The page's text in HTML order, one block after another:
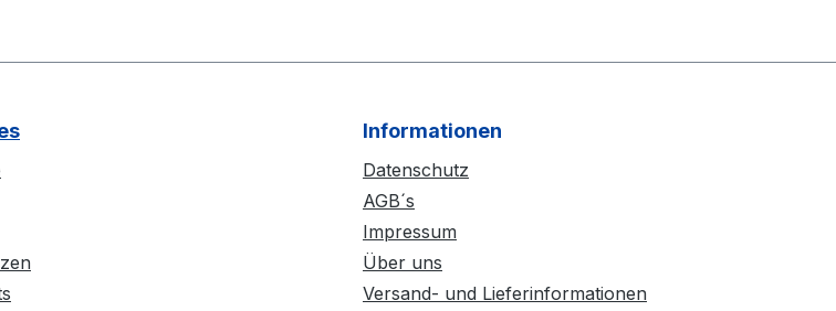
Informationen
Datenschutz
AGB´s
Impressum
Über uns
Versand- und Lieferinformationen